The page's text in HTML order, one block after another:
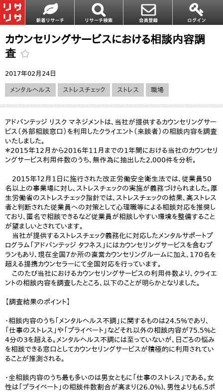
カウンセリングサービスにおける相談内容調
査
2017年02月24日
メンタルヘルス ストレスチェック ストレス 職場
アドバンテッジ リスク マネジメントは、当社が提供するカウンセリングサー
ビス（外部相談窓口）を利用したクライエント（来談者）の相談内容を調査
いたしました。
＊2015年12月から2016年11月までの1年間における当社のカウンセリ
ングサービス利用件数のうち、無作為に抽出した2,000件を分析。
2015年１2月1日に施行された改正労働安全衛生法では、従業員50
名以上の事業場に対し、ストレスチェックの実施が義務づけられました。厚
生労働省のストレスチェック指針では、ストレスチェックの結果、高ストレス
者と判断された従業員への対策として心理職等による相談対応を推奨し
ており、匿名で相談できるなど従業員が相談しやすい環境を整備すること
が望ましいとされています。
当社が提供するストレスチェック義務化に対応したメンタルサポートプ
ログラム「アドバンテッジ タフネス」にはカウンセリングサービスを含むプ
ランもあり、現在全国7か所の直営カウンセリングルームに加え、170名を
超える提携カウンセラーにて全国対応を行っています。
このたび当社におけるカウンセリングサービスの利用件数より、クライエ
ントの相談内容を調査したところ、以下のことが明らかとなりました。
【調査結果のポイント】
・相談内容のうち「メンタルヘルス不調」に関するものは24.5%であり、
「仕事のストレス」や「プライベート」などそれ以外の相談内容が75.5%と
4分の3を超える。メンタルヘルス不調には至っていないが、日ごろの悩み
を相談できる窓口としてカウンセリングサービスが積極的に利用されてい
ることが推測される。
・全相談内容のうち最も多いのは男女ともに「仕事のストレス」である。女
性は「プライベート」の相談件数割合が高まり(26.0%)、男性よりも6.5ポ